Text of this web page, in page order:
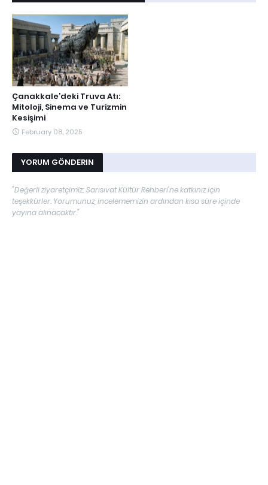
Çanakkale’deki Truva Atı:
Mitoloji, Sinema ve Turizmin
Kesişimi
February 08, 2025
YORUM GÖNDERIN
"Değerli ziyaretçimiz; Sarısıvat Kültür Rehberi'ne katkınız için
teşekkürler. Yorumunuz, incelememizin ardından kısa süre içinde
yayına alınacaktır."